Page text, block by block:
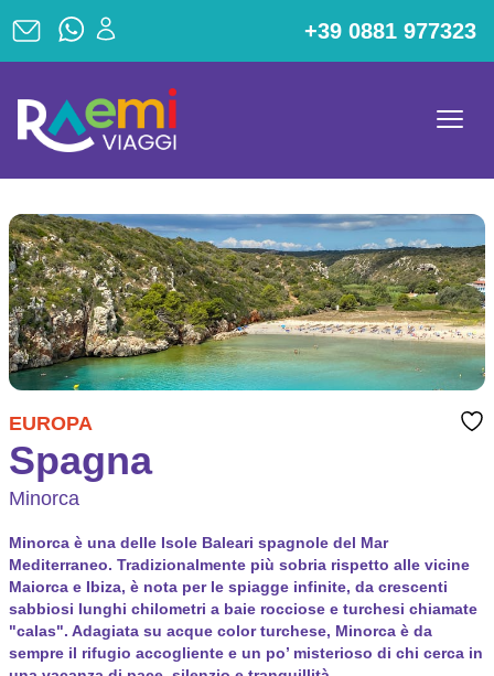
+39 0881 977323
EUROPA
Spagna
Minorca
Minorca è una delle Isole Baleari spagnole del Mar
Mediterraneo. Tradizionalmente più sobria rispetto alle vicine
Maiorca e Ibiza, è nota per le spiagge infinite, da crescenti
sabbiosi lunghi chilometri a baie rocciose e turchesi chiamate
"calas". Adagiata su acque color turchese, Minorca è da
sempre il rifugio accogliente e un po’ misterioso di chi cerca in